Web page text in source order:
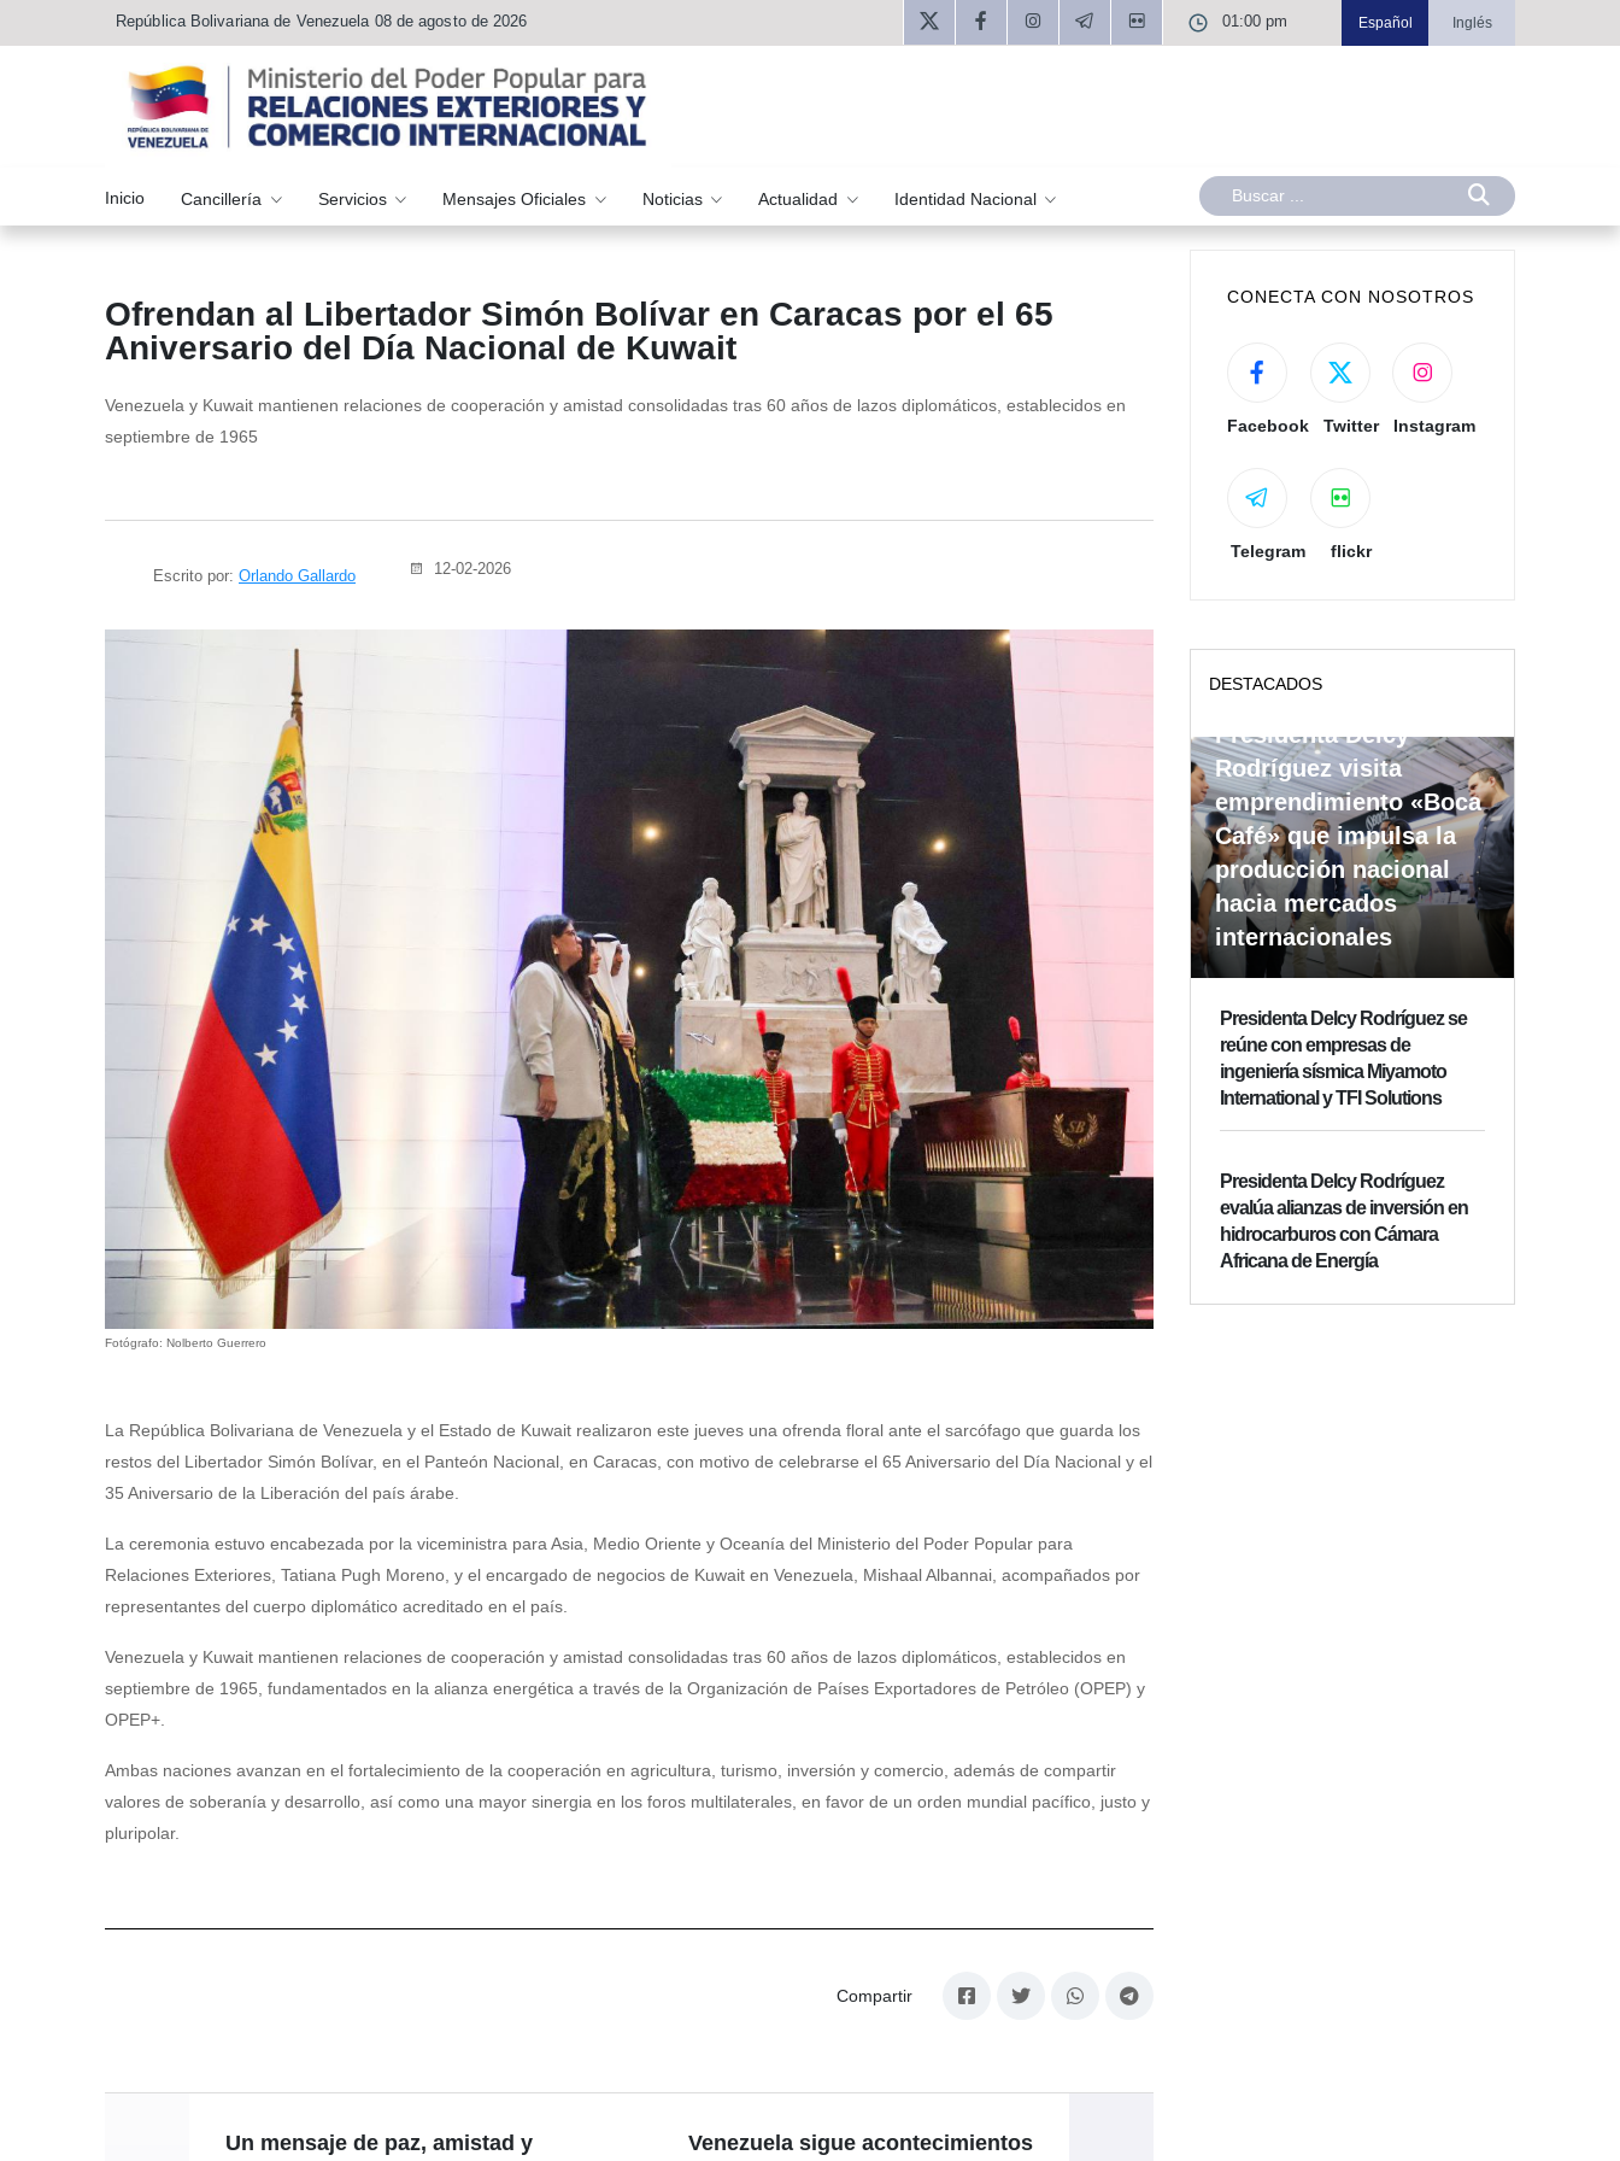
República Bolivariana de Venezuela 08 de agosto de 2026 01:00 pm Español Inglés
Inicio Cancillería Servicios Mensajes Oficiales Noticias Actualidad Identidad Nacional
Ofrendan al Libertador Simón Bolívar en Caracas por el 65
Aniversario del Día Nacional de Kuwait
Venezuela y Kuwait mantienen relaciones de cooperación y amistad consolidadas tras 60 años de lazos diplomáticos, establecidos en
septiembre de 1965
Escrito por: Orlando Gallardo 12-02-2026
Fotógrafo: Nolberto Guerrero
La República Bolivariana de Venezuela y el Estado de Kuwait realizaron este jueves una ofrenda floral ante el sarcófago que guarda los
restos del Libertador Simón Bolívar, en el Panteón Nacional, en Caracas, con motivo de celebrarse el 65 Aniversario del Día Nacional y el
35 Aniversario de la Liberación del país árabe.
La ceremonia estuvo encabezada por la viceministra para Asia, Medio Oriente y Oceanía del Ministerio del Poder Popular para
Relaciones Exteriores, Tatiana Pugh Moreno, y el encargado de negocios de Kuwait en Venezuela, Mishaal Albannai, acompañados por
representantes del cuerpo diplomático acreditado en el país.
Venezuela y Kuwait mantienen relaciones de cooperación y amistad consolidadas tras 60 años de lazos diplomáticos, establecidos en
septiembre de 1965, fundamentados en la alianza energética a través de la Organización de Países Exportadores de Petróleo (OPEP) y
OPEP+.
Ambas naciones avanzan en el fortalecimiento de la cooperación en agricultura, turismo, inversión y comercio, además de compartir
valores de soberanía y desarrollo, así como una mayor sinergia en los foros multilaterales, en favor de un orden mundial pacífico, justo y
pluripolar.
Compartir
Un mensaje de paz, amistad y
Venezuela sigue acontecimientos
CONECTA CON NOSOTROS
Facebook Twitter Instagram
Telegram flickr
DESTACADOS
Presidenta Delcy
Rodríguez visita
emprendimiento «Boca
Café» que impulsa la
producción nacional
hacia mercados
internacionales
Presidenta Delcy Rodríguez se
reúne con empresas de
ingeniería sísmica Miyamoto
International y TFI Solutions
Presidenta Delcy Rodríguez
evalúa alianzas de inversión en
hidrocarburos con Cámara
Africana de Energía